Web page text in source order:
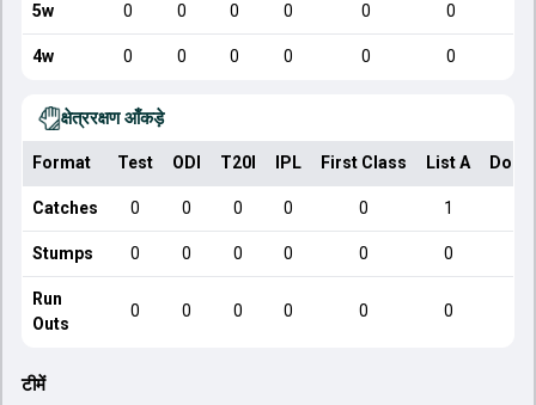
5w 0 0 0 0 0 0
4w 0 0 0 0 0 0
क्षेत्ररक्षण आँकड़े
Format Test ODI T20I IPL First Class List A
Catches 0 0 0 0 0 1
Stumps 0 0 0 0 0 0
Run
Outs
0 0 0 0 0 0
टीमें